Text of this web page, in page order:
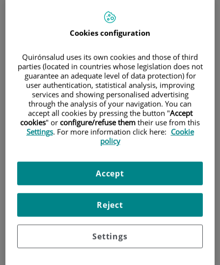
pareja, es un tipo de amor aún no consolidado y que debe
La vida misma pone a la pareja frente a situaciones nuevas
aceptación, de entrega y de trabajo común. Nos referimos a
la llegada del hijo. Una de las quejas que más nos traen a
consulta es que no tienen apenas tiempo ni para el sexo, ni
para el romanticismo, pues la situación les desborda.
Sienten que no tienen vida privada y todo gira en torno al
bebé; a veces terminan tan cansados que apenas les
quedan energía como para tener relaciones al final del día.
Cookies configuration
Quirónsalud uses its own cookies and those of third
parties (located in countries whose legislation does not
guarantee an adequate level of data protection) for
user authentication, statistical analysis, improving
services and showing personalised advertising
through the analysis of your navigation. You can
accept all cookies by pressing the button "Accept
cookies" or configure/refuse them their use from this
Settings. For more information click here: Cookie
policy
Settings
Reject
Accept